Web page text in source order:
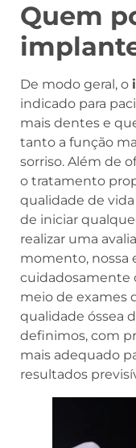
Quem
De modo geral, o
indicado para
mais dentes e
tanto a função
sorriso. Além de
o tratamento
qualidade de
de iniciar
realizar uma
momento, nossa
cuidadosamente
meio de exames
qualidade óssea
definimos, com
mais adequado
resultados